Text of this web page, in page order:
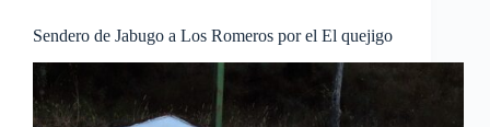
Sendero de Jabugo a Los Romeros por el El quejigo